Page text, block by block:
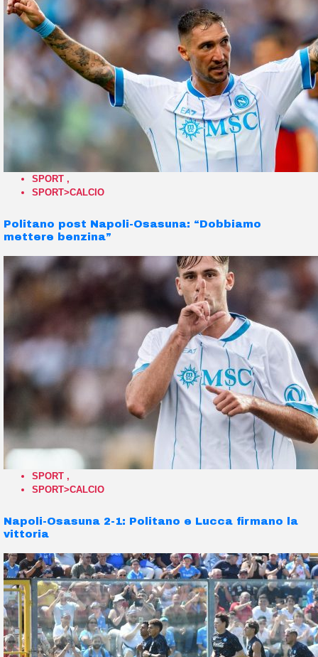
SPORT ,
SPORT>CALCIO
Politano post Napoli-Osasuna: “Dobbiamo
mettere benzina”
SPORT ,
SPORT>CALCIO
Napoli-Osasuna 2-1: Politano e Lucca firmano la
vittoria